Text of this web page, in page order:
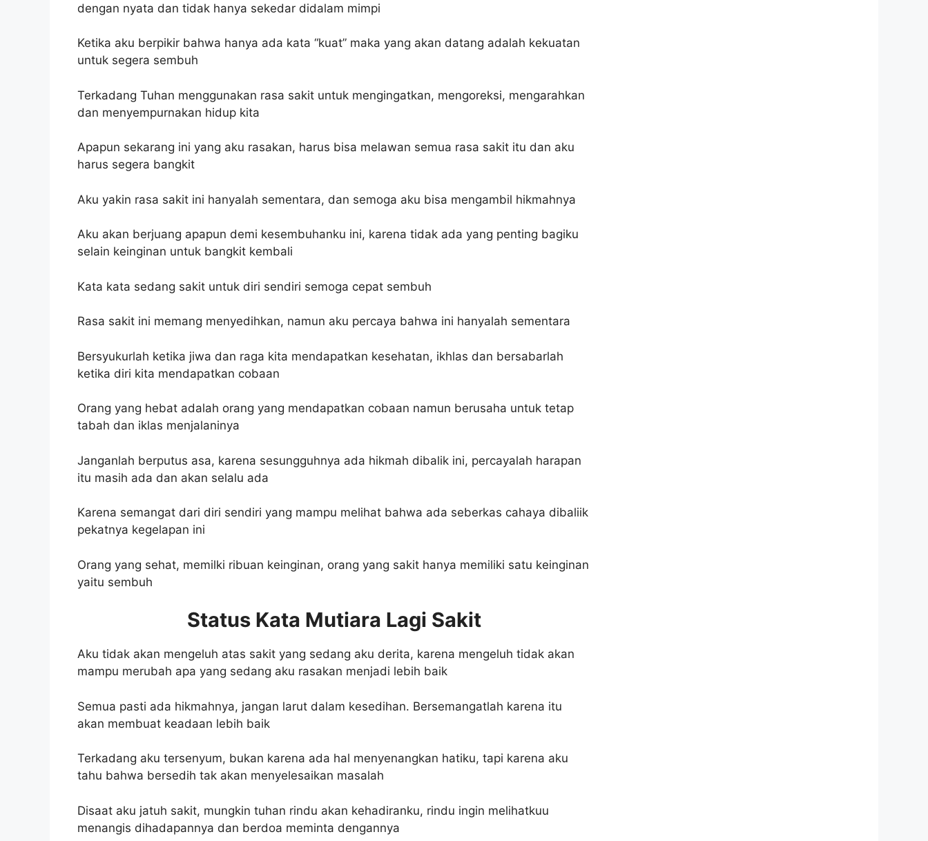
dengan nyata dan tidak hanya sekedar didalam mimpi
Ketika aku berpikir bahwa hanya ada kata “kuat” maka yang akan datang adalah kekuatan
untuk segera sembuh
Terkadang Tuhan menggunakan rasa sakit untuk mengingatkan, mengoreksi, mengarahkan
dan menyempurnakan hidup kita
Apapun sekarang ini yang aku rasakan, harus bisa melawan semua rasa sakit itu dan aku
harus segera bangkit
Aku yakin rasa sakit ini hanyalah sementara, dan semoga aku bisa mengambil hikmahnya
Aku akan berjuang apapun demi kesembuhanku ini, karena tidak ada yang penting bagiku
selain keinginan untuk bangkit kembali
Kata kata sedang sakit untuk diri sendiri semoga cepat sembuh
Rasa sakit ini memang menyedihkan, namun aku percaya bahwa ini hanyalah sementara
Bersyukurlah ketika jiwa dan raga kita mendapatkan kesehatan, ikhlas dan bersabarlah
ketika diri kita mendapatkan cobaan
Orang yang hebat adalah orang yang mendapatkan cobaan namun berusaha untuk tetap
tabah dan iklas menjalaninya
Janganlah berputus asa, karena sesungguhnya ada hikmah dibalik ini, percayalah harapan
itu masih ada dan akan selalu ada
Karena semangat dari diri sendiri yang mampu melihat bahwa ada seberkas cahaya dibaliik
pekatnya kegelapan ini
Orang yang sehat, memilki ribuan keinginan, orang yang sakit hanya memiliki satu keinginan
yaitu sembuh
Status Kata Mutiara Lagi Sakit
Aku tidak akan mengeluh atas sakit yang sedang aku derita, karena mengeluh tidak akan
mampu merubah apa yang sedang aku rasakan menjadi lebih baik
Semua pasti ada hikmahnya, jangan larut dalam kesedihan. Bersemangatlah karena itu
akan membuat keadaan lebih baik
Terkadang aku tersenyum, bukan karena ada hal menyenangkan hatiku, tapi karena aku
tahu bahwa bersedih tak akan menyelesaikan masalah
Disaat aku jatuh sakit, mungkin tuhan rindu akan kehadiranku, rindu ingin melihatkuu
menangis dihadapannya dan berdoa meminta dengannya